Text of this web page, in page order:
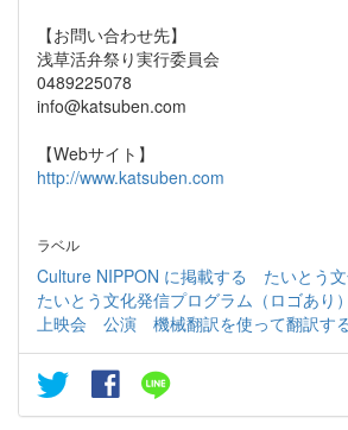
【お問い合わせ先】
浅草活弁祭り実行委員会
0489225078
info@katsuben.com
【Webサイト】
http://www.katsuben.com
ラベル
Culture NIPPON に掲載する
たいとう
たいとう文化発信プログラム（ロゴあり）
上映会
公演 機械翻訳を使って翻訳す